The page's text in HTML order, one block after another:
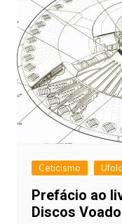
Ceticismo
Prefácio ao
Discos